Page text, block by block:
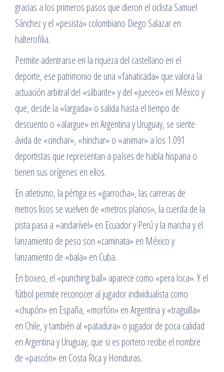
gracias a los primeros pasos que dieron el ciclista Samuel
Sánchez y el «pesista» colombiano Diego Salazar en
halterofilia.
Permite adentrarse en la riqueza del castellano en el
deporte, ese patrimonio de una «fanaticada» que valora la
actuación arbitral del «silbante» y del «jueceo» en México y
que, desde la «largada» o salida hasta el tiempo de
descuento o «alargue» en Argentina y Uruguay, se siente
ávida de «cinchar», «hinchar» o «animar» a los 1.091
deportistas que representan a países de habla hispana o
tienen sus orígenes en ellos.
En atletismo, la pértiga es «garrocha», las carreras de
metros lisos se vuelven de «metros planos», la cuerda de la
pista pasa a «andarível» en Ecuador y Perú y la marcha y el
lanzamiento de peso son «caminata» en México y
lanzamiento de «bala» en Cuba.
En boxeo, el «punching ball» aparece como «pera loca». Y el
fútbol permite reconocer al jugador individualista como
«chupón» en España, «morfón» en Argentina y «traguilla»
en Chile, y también al «patadura» o jugador de poca calidad
en Argentina y Uruguay, que si es portero recibe el nombre
de «pascón» en Costa Rica y Honduras.